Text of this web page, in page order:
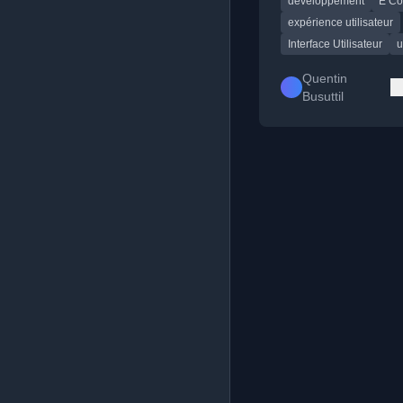
designers.
expérience utilisateur
Interface Utilisateur
Quentin
Busuttil